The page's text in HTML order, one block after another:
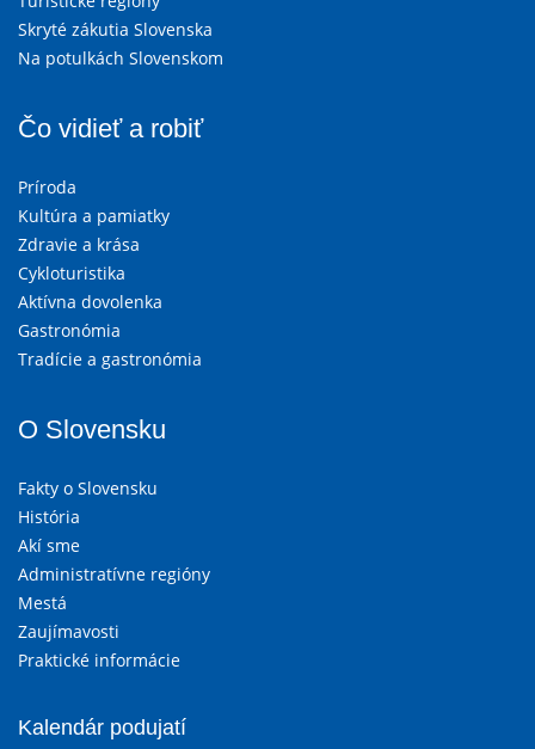
Skryté zákutia Slovenska
Na potulkách Slovenskom
Čo vidieť a robiť
Príroda
Kultúra a pamiatky
Zdravie a krása
Cykloturistika
Aktívna dovolenka
Gastronómia
Tradície a gastronómia
O Slovensku
Fakty o Slovensku
História
Akí sme
Administratívne regióny
Mestá
Zaujímavosti
Praktické informácie
Kalendár podujatí